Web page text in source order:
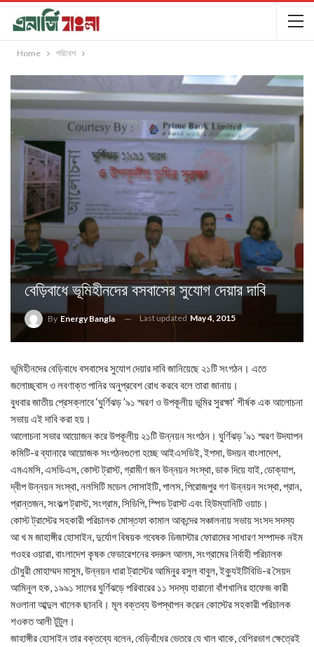
Home পরিবেশ
বেড়িবাধে ভূমিহীনদের বসবাসের সুযোগ দেয়ার দাবি
By Energy Bangla Last updatedMay 4, 2015
ভূমিহীনদের বেড়িবাধে বসবাসের সুযোগ দেয়ার দাবি জানিয়েছে ২১টি সংগঠন। এতে
জলোচ্ছ্বাস ও লবণাক্ত পানির অনুপ্রবেশ রোধ করবে বলে তারা জানায়।
বুধবার জাতীয় প্রেসক্লাবে ‘ঘুর্ণিঝড় ’৯১ স্মরণ ও উপকূলীয় ভূমির সুরক্ষা’ শীর্ষক এক আলোচনা
সভায় এই দাবি করা হয়।
আলোচনা সভার আয়োজন করে উপকূলীয় ২১টি উন্নয়ন সংগঠন। ঘুর্ণিঝড় ’৯১ স্মরণ উদযাপন
কমিটি-র ব্যানারে আয়োজক সংগঠনগুলো হচ্ছে আইএসডিই, ইপসা, উদয়ন বাংলাদেশ,
এমএমসি, এসডিএস, কোস্ট ট্রাস্ট, গ্রামীণ জন উন্নয়ন সংস্থা, ডাক দিয়ে যাই, ডোক্যাপ,
দ্বীপ উন্নয়ন সংস্থা, নলসিটি মডেল সোসাইটি, পালস, পিরোজপুর গণ উন্নয়ন সংস্থা, প্রান,
প্রান্তজন, সংকল্প ট্রাস্ট, সংগ্রাম, সিডিপি, স্পিড ট্রাস্ট এবং হিউম্যানিটি ওয়াচ।
কোস্ট ট্রাস্টের সহকারী পরিচালক মোস্তফা কামাল আকন্দের সঞ্চালনায় সভায় সংসদ সদস্য
আ খ ম জাহাঙ্গীর হোসাইন, দুর্যোগ বিষয়ক গবেষক ডিজাস্টার ফোরামের সাধারণ সম্পাদক নইম
গওহর ওয়ারা, বাংলাদেশ কৃষক ফেডারেশনের বদরুল আলম, সংগ্রামের নির্বাহী পরিচালক
চৌধুরী মোহাম্মদ মাসুম, উন্নয়ন ধারা ট্রাস্টের আমিনুর রসুল বাবুল, ইক্যুইটিবিডি-র সৈয়দ
আমিনুল হক, ১৯৯১ সালের ঘুর্ণিঝড়ে পরিবারের ১১ সদস্য হারানো বাঁশখালির হাফেজ কারী
মওলানা আব্দুল খালেক ছানবি। মূল বক্তব্য উপস্থাপন করেন কোস্টের সহকারী পরিচালক
শওকত আলী টুটুল।
জাহাঙ্গীর হোসাইন তার বক্তব্যে বলেন, বেড়িবাঁধের ভেতরে যে খাল থাকে, বেশিরভাগ ক্ষেত্রেই